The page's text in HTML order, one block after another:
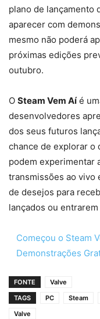
plano de lançamento
aparecer com
mesmo não poderá
próximas edições
outubro.
O Steam Vem Aíé
desenvolvedores
dos seus futuros
chance de explorar o
podem experimentar
transmissões ao vivo
de desejos para
lançados ou
Começou o Steam
Demonstrações
FONTE
Valve
TAGS
PC Steam
Valve